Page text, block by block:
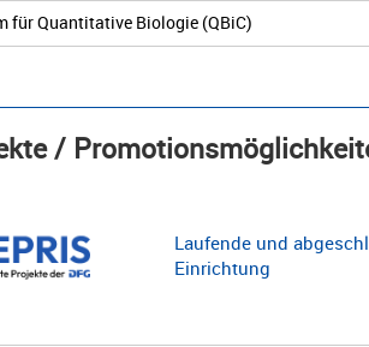
für Quantitative Biologie (QBiC)
/
Laufende und
Einrichtung